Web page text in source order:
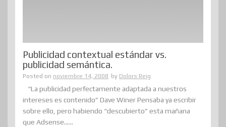
Publicidad contextual estándar vs.
publicidad semántica.
Posted on noviembre 14, 2008 by Dolors Reig
“La publicidad perfectamente adaptada a nuestros
intereses es contenido” Dave Winer Pensaba ya escribir
sobre ello, pero habiendo “descubierto” esta mañana
que Adsense......